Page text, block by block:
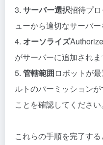
3. サーバー選択招待プ
ューから適切なサーバー
4. オーソライズ
がサーバーに追加されま
5. 管轄範囲ロボットが
ルトのパーミッション
ことを確認してください。
これらの手順を完了す